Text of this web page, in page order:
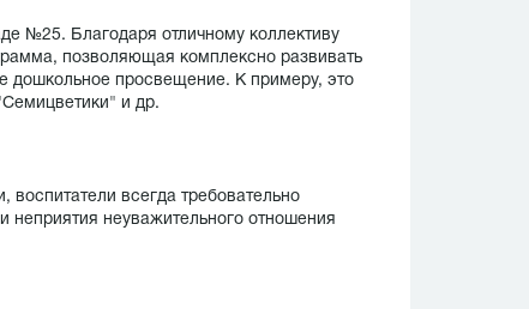
№25. Благодаря отличному коллективу
позволяющая комплексно развивать
дошкольное просвещение. К примеру, это
и др.
всегда требовательно
неприятия неуважительного отношения